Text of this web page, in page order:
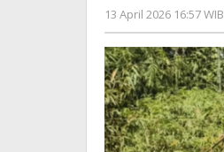
13 April 2026 16:57 WIB